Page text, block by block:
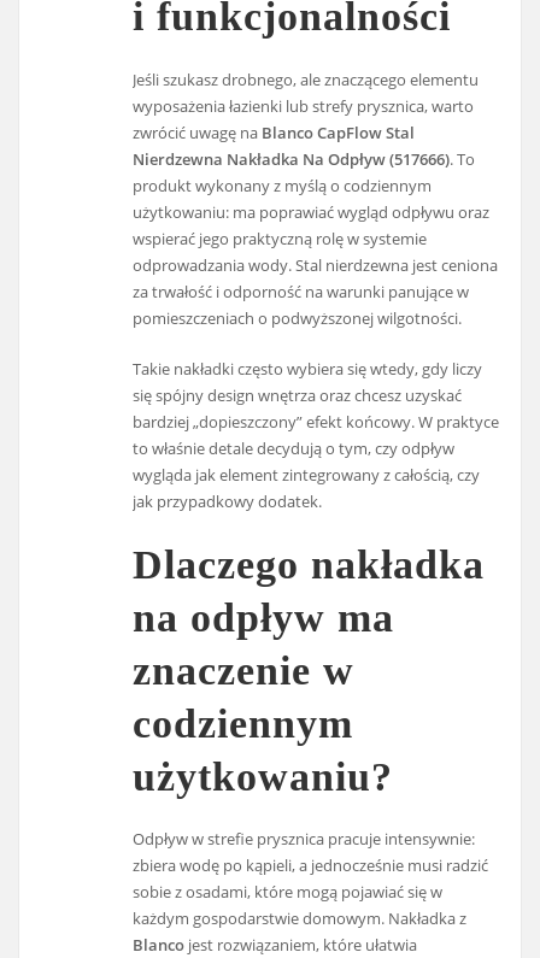
i funkcjonalności
Jeśli szukasz drobnego, ale znaczącego elementu
wyposażenia łazienki lub strefy prysznica, warto
zwrócić uwagę na Blanco CapFlow Stal
Nierdzewna Nakładka Na Odpływ (517666). To
produkt wykonany z myślą o codziennym
użytkowaniu: ma poprawiać wygląd odpływu oraz
wspierać jego praktyczną rolę w systemie
odprowadzania wody. Stal nierdzewna jest ceniona
za trwałość i odporność na warunki panujące w
pomieszczeniach o podwyższonej wilgotności.
Takie nakładki często wybiera się wtedy, gdy liczy
się spójny design wnętrza oraz chcesz uzyskać
bardziej „dopieszczony” efekt końcowy. W praktyce
to właśnie detale decydują o tym, czy odpływ
wygląda jak element zintegrowany z całością, czy
jak przypadkowy dodatek.
Dlaczego nakładka
na odpływ ma
znaczenie w
codziennym
użytkowaniu?
Odpływ w strefie prysznica pracuje intensywnie:
zbiera wodę po kąpieli, a jednocześnie musi radzić
sobie z osadami, które mogą pojawiać się w
każdym gospodarstwie domowym. Nakładka z
Blanco jest rozwiązaniem, które ułatwia